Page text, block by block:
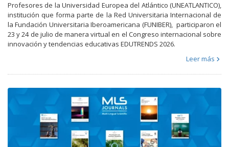
Profesores de la Universidad Europea del Atlántico (UNEATLANTICO),
institución que forma parte de la Red Universitaria Internacional de
la Fundación Universitaria Iberoamericana (FUNIBER), participaron el
23 y 24 de julio de manera virtual en el Congreso internacional sobre
innovación y tendencias educativas EDUTRENDS 2026.
Leer más